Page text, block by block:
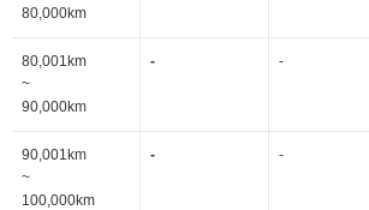
80,000km
80,001km
~
90,000km
- -
90,001km
~
100,000km
- -